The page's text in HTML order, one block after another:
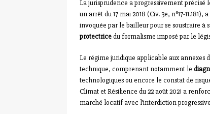
La jurisprudence a progressivement précisé
un arrêt du 17 mai 2018 (Civ. 3e, n°17-
invoquée par le bailleur pour se soustraire à
protectricedu formalisme imposé par le
Le régime juridique applicable aux annexes
technique, comprenant notamment le
technologiques ou encore le constat de
Climat et Résilience du 22 août 2021 a
marché locatif avec l’interdiction